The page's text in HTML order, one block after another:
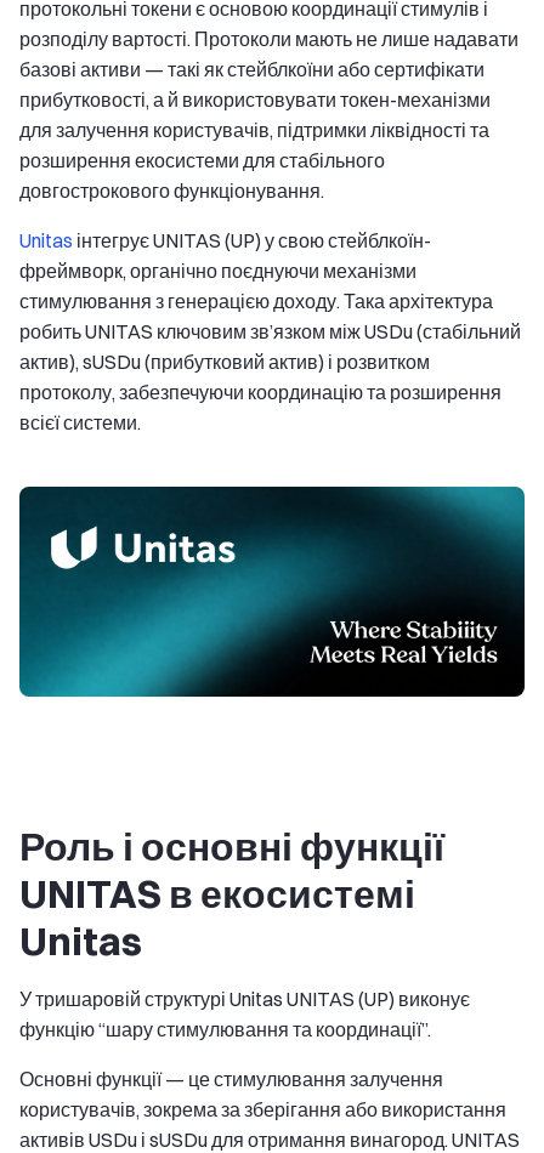
протокольні токени є основою координації стимулів і
розподілу вартості. Протоколи мають не лише надавати
базові активи — такі як стейблкоїни або сертифікати
прибутковості, а й використовувати токен-механізми
для залучення користувачів, підтримки ліквідності та
розширення екосистеми для стабільного
довгострокового функціонування.
Unitas інтегрує UNITAS (UP) у свою стейблкоїн-
фреймворк, органічно поєднуючи механізми
стимулювання з генерацією доходу. Така архітектура
робить UNITAS ключовим зв’язком між USDu (стабільний
актив), sUSDu (прибутковий актив) і розвитком
протоколу, забезпечуючи координацію та розширення
всієї системи.
Роль і основні функції
UNITAS в екосистемі
Unitas
У тришаровій структурі Unitas UNITAS (UP) виконує
функцію “шару стимулювання та координації”.
Основні функції — це стимулювання залучення
користувачів, зокрема за зберігання або використання
активів USDu і sUSDu для отримання винагород. UNITAS